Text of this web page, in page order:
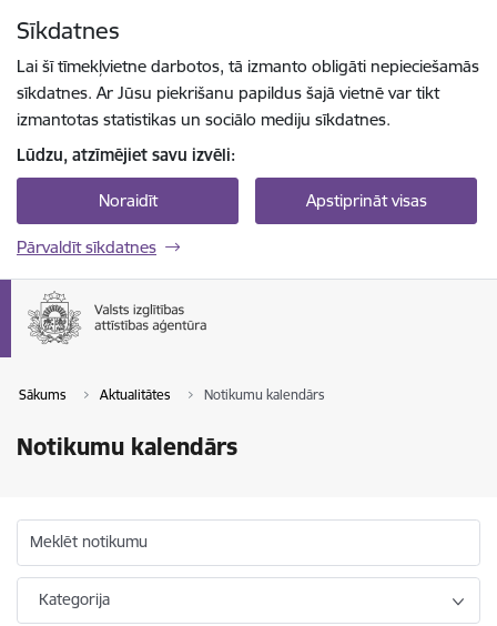
Sīkdatnes
Lai šī tīmekļvietne darbotos, tā izmanto obligāti nepieciešamās
sīkdatnes. Ar Jūsu piekrišanu papildus šajā vietnē var tikt
izmantotas statistikas un sociālo mediju sīkdatnes.
Lūdzu, atzīmējiet savu izvēli:
Noraidīt Apstiprināt visas
Pārvaldīt sīkdatnes
Sākums Aktualitātes Notikumu kalendārs
Notikumu kalendārs
Meklēt notikumu
Kategorija